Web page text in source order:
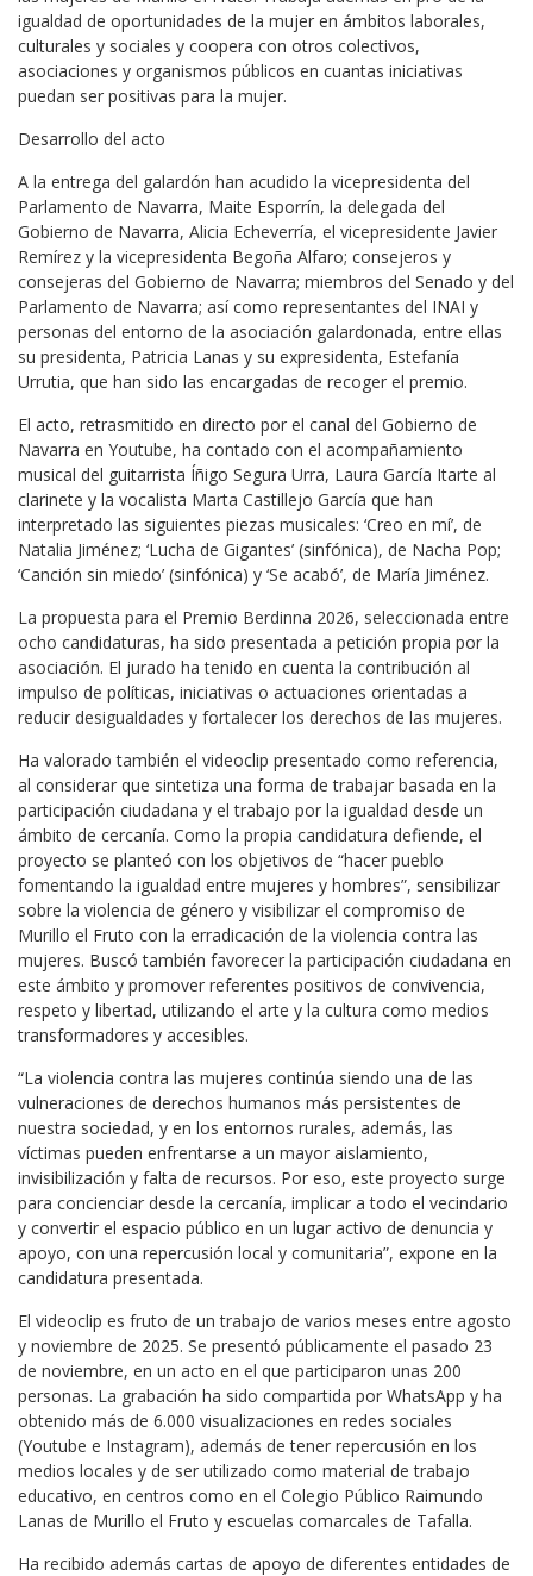
igualdad de oportunidades de la mujer en ámbitos laborales,
culturales y sociales y coopera con otros colectivos,
asociaciones y organismos públicos en cuantas iniciativas
puedan ser positivas para la mujer.
Desarrollo del acto
A la entrega del galardón han acudido la vicepresidenta del
Parlamento de Navarra, Maite Esporrín, la delegada del
Gobierno de Navarra, Alicia Echeverría, el vicepresidente Javier
Remírez y la vicepresidenta Begoña Alfaro; consejeros y
consejeras del Gobierno de Navarra; miembros del Senado y del
Parlamento de Navarra; así como representantes del INAI y
personas del entorno de la asociación galardonada, entre ellas
su presidenta, Patricia Lanas y su expresidenta, Estefanía
Urrutia, que han sido las encargadas de recoger el premio.
El acto, retrasmitido en directo por el canal del Gobierno de
Navarra en Youtube, ha contado con el acompañamiento
musical del guitarrista Íñigo Segura Urra, Laura García Itarte al
clarinete y la vocalista Marta Castillejo García que han
interpretado las siguientes piezas musicales: ‘Creo en mí’, de
Natalia Jiménez; ‘Lucha de Gigantes’ (sinfónica), de Nacha Pop;
‘Canción sin miedo’ (sinfónica) y ‘Se acabó’, de María Jiménez.
La propuesta para el Premio Berdinna 2026, seleccionada entre
ocho candidaturas, ha sido presentada a petición propia por la
asociación. El jurado ha tenido en cuenta la contribución al
impulso de políticas, iniciativas o actuaciones orientadas a
reducir desigualdades y fortalecer los derechos de las mujeres.
Ha valorado también el videoclip presentado como referencia,
al considerar que sintetiza una forma de trabajar basada en la
participación ciudadana y el trabajo por la igualdad desde un
ámbito de cercanía. Como la propia candidatura defiende, el
proyecto se planteó con los objetivos de “hacer pueblo
fomentando la igualdad entre mujeres y hombres”, sensibilizar
sobre la violencia de género y visibilizar el compromiso de
Murillo el Fruto con la erradicación de la violencia contra las
mujeres. Buscó también favorecer la participación ciudadana en
este ámbito y promover referentes positivos de convivencia,
respeto y libertad, utilizando el arte y la cultura como medios
transformadores y accesibles.
“La violencia contra las mujeres continúa siendo una de las
vulneraciones de derechos humanos más persistentes de
nuestra sociedad, y en los entornos rurales, además, las
víctimas pueden enfrentarse a un mayor aislamiento,
invisibilización y falta de recursos. Por eso, este proyecto surge
para concienciar desde la cercanía, implicar a todo el vecindario
y convertir el espacio público en un lugar activo de denuncia y
apoyo, con una repercusión local y comunitaria”, expone en la
candidatura presentada.
El videoclip es fruto de un trabajo de varios meses entre agosto
y noviembre de 2025. Se presentó públicamente el pasado 23
de noviembre, en un acto en el que participaron unas 200
personas. La grabación ha sido compartida por WhatsApp y ha
obtenido más de 6.000 visualizaciones en redes sociales
(Youtube e Instagram), además de tener repercusión en los
medios locales y de ser utilizado como material de trabajo
educativo, en centros como en el Colegio Público Raimundo
Lanas de Murillo el Fruto y escuelas comarcales de Tafalla.
Ha recibido además cartas de apoyo de diferentes entidades de